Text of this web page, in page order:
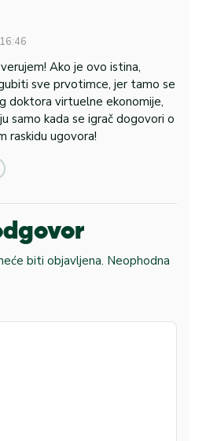
Ako je ovo istina,
sve prvotimce, jer tamo se
doktora virtuelne ekonomije,
samo kada se igrač dogovori o
raskidu ugovora!
biti objavljena. Neophodna